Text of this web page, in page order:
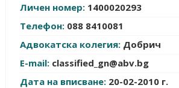
Личен номер: 1400020293
Телефон: 088 8410081
Адвокатска колегия: Добрич
E-mail: classified_gn@abv.bg
Дата на вписване: 20-02-2010 г.